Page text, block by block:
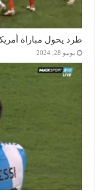
طرد يحول مباراة
يونيو 28, 2024